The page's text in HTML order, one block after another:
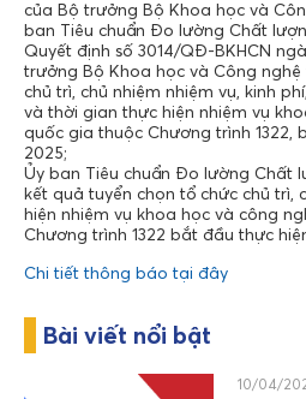
của Bộ trưởng Bộ Khoa học và
ban Tiêu chuẩn Đo lường Chất
Quyết định số 3014/QĐ-BKHCN
trưởng Bộ Khoa học và Công
chủ trì, chủ nhiệm nhiệm vụ, kinh
và thời gian thực hiện nhiệm vụ
quốc gia thuộc Chương trình 1322,
2025;
Ủy ban Tiêu chuẩn Đo lường Chất
kết quả tuyển chọn tổ chức chủ trì,
hiện nhiệm vụ khoa học và công
Chương trình 1322 bắt đầu thực
Chi tiết thông báo tại đây
Bài viết nổi bật
10/04/